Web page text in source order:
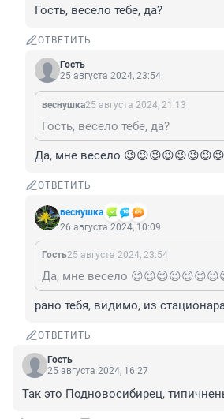
Гость, весело тебе, да?
ОТВЕТИТЬ
Гость
25 августа 2024, 23:54
веснушка25 августа 2024, 21:13
Гость, весело тебе, да?
Да, мне весело
ОТВЕТИТЬ
веснушка
26 августа 2024, 10:09
Гость25 августа 2024, 23:54
Да, мне весело
рано тебя, видимо, из
ОТВЕТИТЬ
Гость
25 августа 2024, 16:27
Так это Подновосибирец,